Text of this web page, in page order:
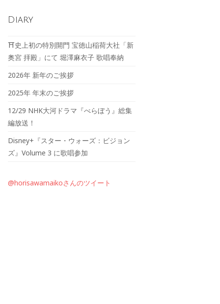
Diary
⛩️史上初の特別開門 宝徳山稲荷大社「新
奥宮 拝殿」にて 堀澤麻衣子 歌唱奉納
2026年 新年のご挨拶
2025年 年末のご挨拶
12/29 NHK大河ドラマ『べらぼう』総集
編放送！
Disney+『スター・ウォーズ：ビジョン
ズ』Volume 3 に歌唱参加
@horisawamaikoさんのツイート